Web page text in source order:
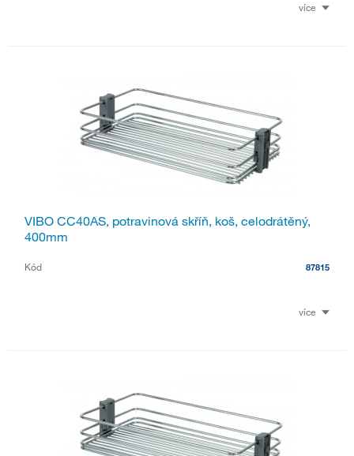
více
VIBO CC40AS, potravinová skříň, koš, celodrátěný,
400mm
Kód 87815
více